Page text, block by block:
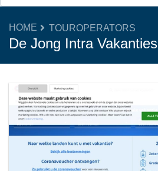
HOME TOUROPERATORS
De Jong Intra Vakanties